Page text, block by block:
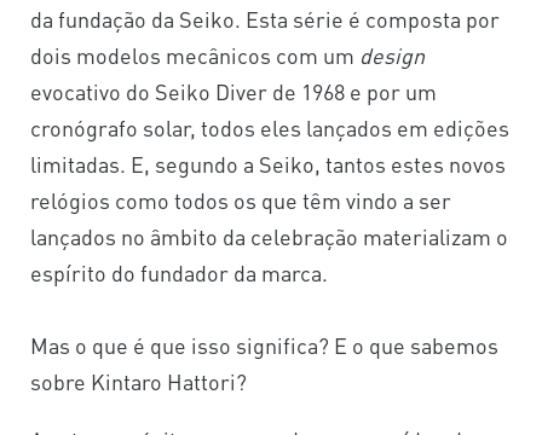
da fundação da Seiko. Esta série é composta por
dois modelos mecânicos com um design
evocativo do Seiko Diver de 1968 e por um
cronógrafo solar, todos eles lançados em edições
limitadas. E, segundo a Seiko, tantos estes novos
relógios como todos os que têm vindo a ser
lançados no âmbito da celebração materializam o
espírito do fundador da marca.
Mas o que é que isso significa? E o que sabemos
sobre Kintaro Hattori?